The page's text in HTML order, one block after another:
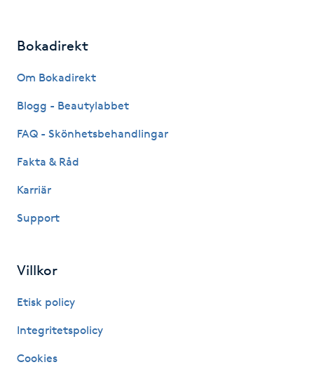
Gelenaglar
Gravidmassage
Gruppträning
Bokadirekt
Om Bokadirekt
Blogg - Beautylabbet
FAQ - Skönhetsbehandlingar
Fakta & Råd
Karriär
Support
Villkor
Etisk policy
Integritetspolicy
Cookies